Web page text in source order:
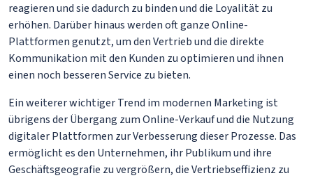
reagieren und sie dadurch zu binden und die Loyalität zu
erhöhen. Darüber hinaus werden oft ganze Online-
Plattformen genutzt, um den Vertrieb und die direkte
Kommunikation mit den Kunden zu optimieren und ihnen
einen noch besseren Service zu bieten.
Ein weiterer wichtiger Trend im modernen Marketing ist
übrigens der Übergang zum Online-Verkauf und die Nutzung
digitaler Plattformen zur Verbesserung dieser Prozesse. Das
ermöglicht es den Unternehmen, ihr Publikum und ihre
Geschäftsgeografie zu vergrößern, die Vertriebseffizienz zu